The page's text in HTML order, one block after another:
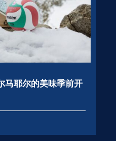
马耶尔的美味季前开